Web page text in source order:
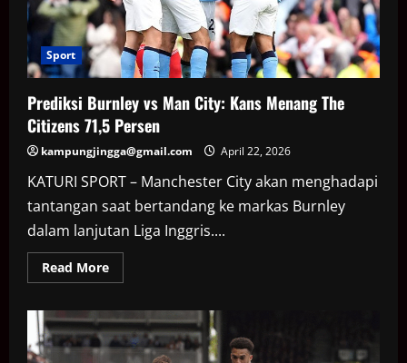
Sport
Prediksi Burnley vs Man City: Kans Menang The
Citizens 71,5 Persen
kampungjingga@gmail.com April 22, 2026
KATURI SPORT – Manchester City akan menghadapi
tantangan saat bertandang ke markas Burnley
dalam lanjutan Liga Inggris....
Read MoreRead
more
Burnley
vs
Man
City: